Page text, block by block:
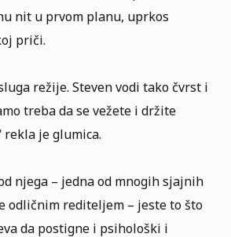
nit u prvom planu, uprkos
priči.
režije. Steven vodi tako čvrst i
treba da se vežete i držite
rekla je glumica.
njega – jedna od mnogih sjajnih
odličnim rediteljem – jeste to što
da postigne i psihološki i